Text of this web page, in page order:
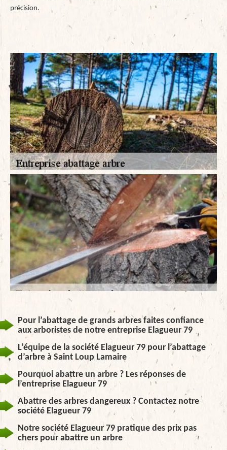
précision.
Pour l’abattage de grands arbres faites confiance
aux arboristes de notre entreprise Elagueur 79
L’équipe de la société Elagueur 79 pour l’abattage
d’arbre à Saint Loup Lamaire
Pourquoi abattre un arbre ? Les réponses de
l’entreprise Elagueur 79
Abattre des arbres dangereux ? Contactez notre
société Elagueur 79
Notre société Elagueur 79 pratique des prix pas
chers pour abattre un arbre